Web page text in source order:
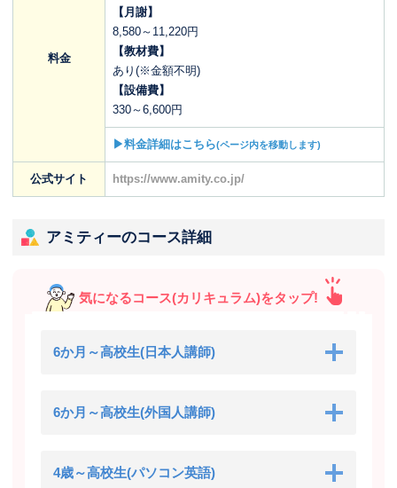
料金
【月謝】
8,580～11,220円
【教材費】
あり(※金額不明)
【設備費】
330～6,600円
▶料金詳細はこちら(ページ内を移動します)
公式サイト https://www.amity.co.jp/
アミティーのコース詳細
気になるコース(カリキュラム)をタップ!
6か月～高校生(日本人講師)
6か月～高校生(外国人講師)
4歳～高校生(パソコン英語)